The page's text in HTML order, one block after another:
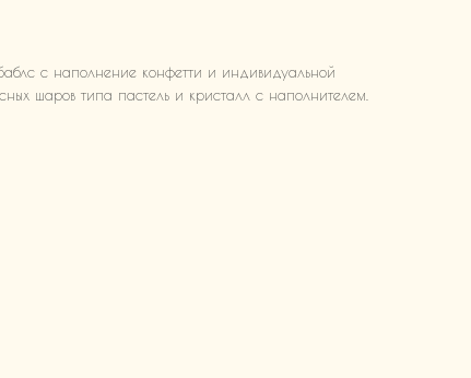
с наполнение конфетти и индивидуальной
шаров типа пастель и кристалл с наполнителем.